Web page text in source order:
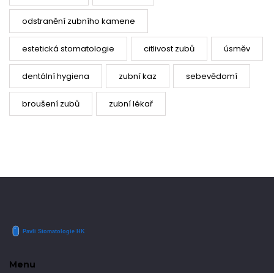
odstranění zubního kamene
estetická stomatologie citlivost zubů úsměv
dentální hygiena zubní kaz sebevědomí
broušení zubů zubní lékař
Menu